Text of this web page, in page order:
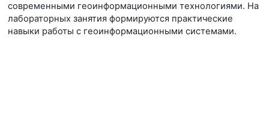
современными геоинформационными технологиями. На
лабораторных занятия формируются практические
навыки работы с геоинформационными системами.